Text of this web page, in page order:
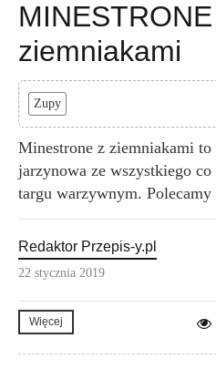
ziemniakami
Zupy
Minestrone z ziemniakami to
jarzynowa ze wszystkiego
targu warzywnym. Polecamy
Redaktor Przepis-y.pl
22 stycznia 2019
Więcej